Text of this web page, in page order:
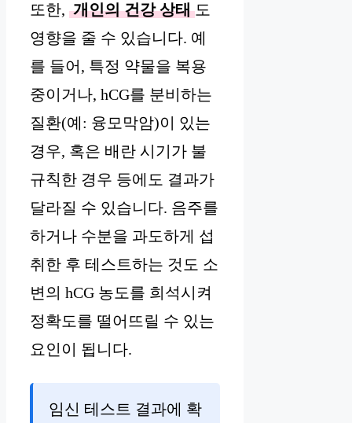
또한, 개인의 건강 상태 도
영향을 줄 수 있습니다. 예
를 들어, 특정 약물을 복용
중이거나, hCG를 분비하는
질환(예: 융모막암)이 있는
경우, 혹은 배란 시기가 불
규칙한 경우 등에도 결과가
달라질 수 있습니다. 음주를
하거나 수분을 과도하게 섭
취한 후 테스트하는 것도 소
변의 hCG 농도를 희석시켜
정확도를 떨어뜨릴 수 있는
요인이 됩니다.
임신 테스트 결과에 확